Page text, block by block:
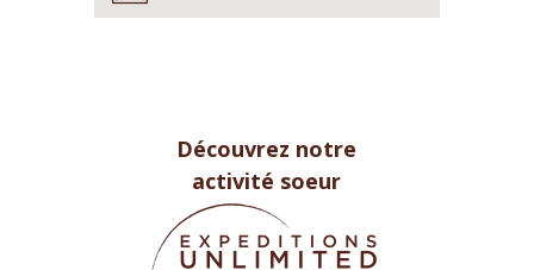
Découvrez notre
activité soeur